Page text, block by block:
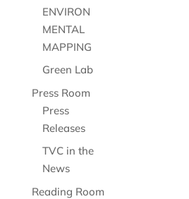
ENVIRON
MENTAL
MAPPING
Green Lab
Press Room
Press
Releases
TVC in the
News
Reading Room